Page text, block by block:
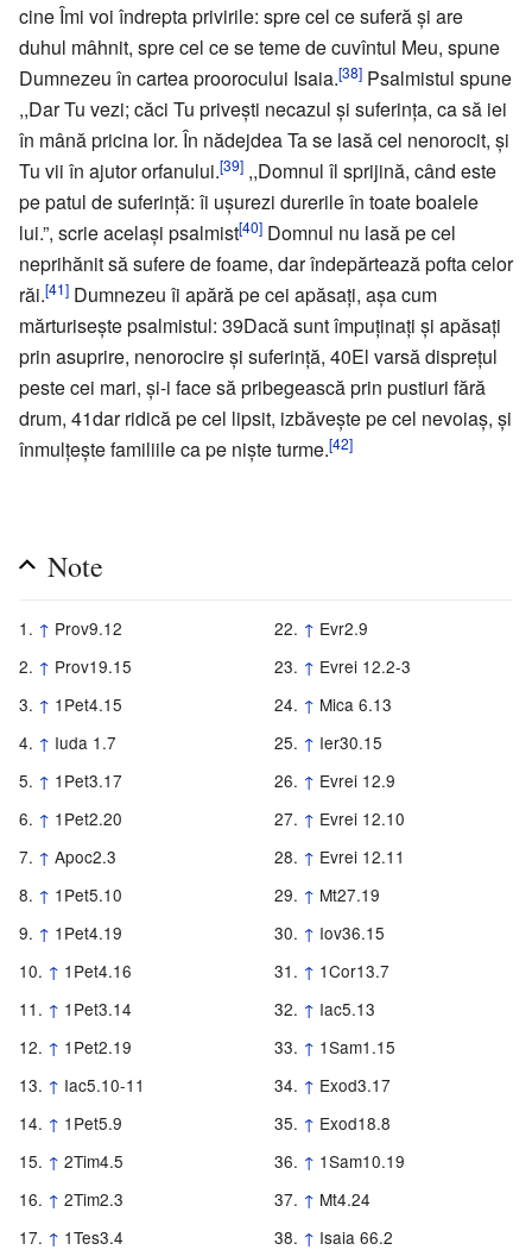
cine Îmi voi îndrepta privirile: spre cel ce suferă şi are
duhul mâhnit, spre cel ce se teme de cuvîntul Meu, spune
Dumnezeu în cartea proorocului Isaia.[38] Psalmistul spune
,,Dar Tu vezi; căci Tu priveşti necazul şi suferinţa, ca să iei
în mână pricina lor. În nădejdea Ta se lasă cel nenorocit, şi
Tu vii în ajutor orfanului.[39] ,,Domnul îl sprijină, când este
pe patul de suferinţă: îi uşurezi durerile în toate boalele
lui.”, scrie acelaşi psalmist[40] Domnul nu lasă pe cel
neprihănit să sufere de foame, dar îndepărtează pofta celor
răi.[41] Dumnezeu îi apără pe cei apăsaţi, aşa cum
mărturiseşte psalmistul: 39Dacă sunt împuţinaţi şi apăsaţi
prin asuprire, nenorocire şi suferinţă, 40El varsă dispreţul
peste cei mari, şi-i face să pribegească prin pustiuri fără
drum, 41dar ridică pe cel lipsit, izbăveşte pe cel nevoiaş, şi
înmulţeşte familiile ca pe nişte turme.[42]
Note
↑ Prov9.12
↑ Prov19.15
↑ 1Pet4.15
↑ Iuda 1.7
↑ 1Pet3.17
↑ 1Pet2.20
↑ Apoc2.3
↑ 1Pet5.10
↑ 1Pet4.19
↑ 1Pet4.16
↑ 1Pet3.14
↑ 1Pet2.19
↑ Iac5.10-11
↑ 1Pet5.9
↑ 2Tim4.5
↑ 2Tim2.3
↑ 1Tes3.4
↑ Evr2.9
↑ Evrei 12.2-3
↑ Mica 6.13
↑ Ier30.15
↑ Evrei 12.9
↑ Evrei 12.10
↑ Evrei 12.11
↑ Mt27.19
↑ Iov36.15
↑ 1Cor13.7
↑ Iac5.13
↑ 1Sam1.15
↑ Exod3.17
↑ Exod18.8
↑ 1Sam10.19
↑ Mt4.24
↑ Isaia 66.2